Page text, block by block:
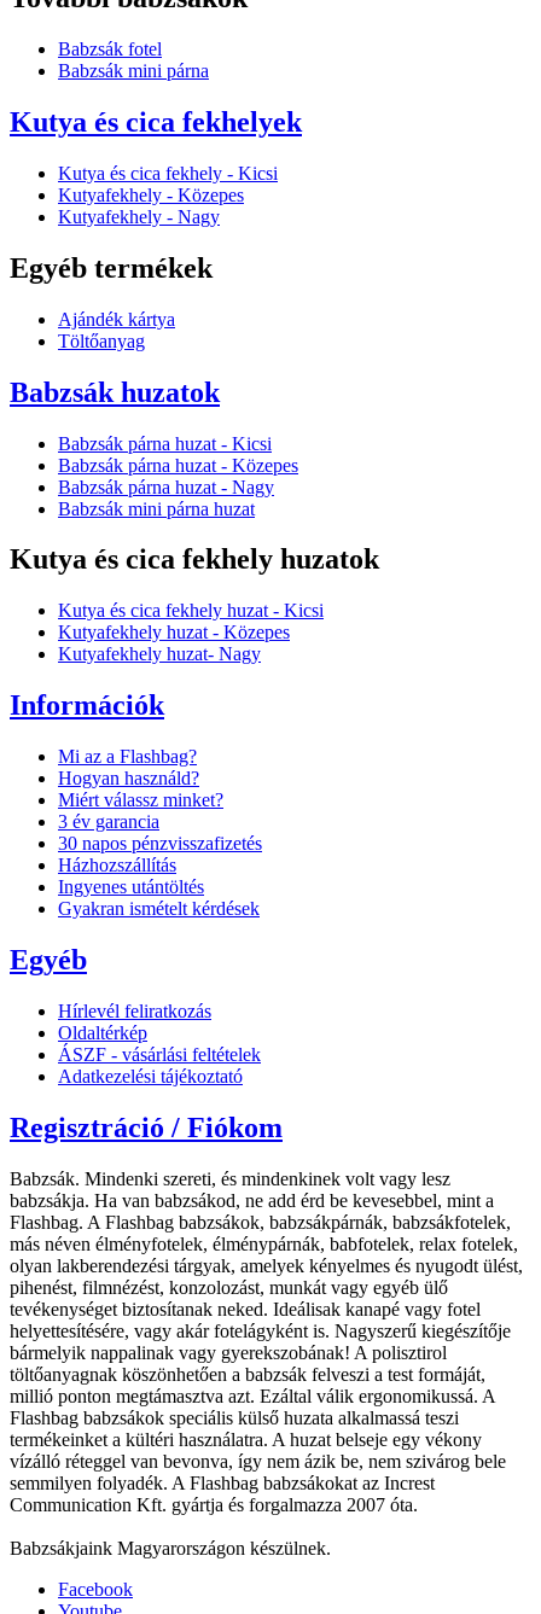
Babzsák fotel
Babzsák mini párna
Kutya és cica fekhelyek
Kutya és cica fekhely - Kicsi
Kutyafekhely - Közepes
Kutyafekhely - Nagy
Egyéb termékek
Ajándék kártya
Töltőanyag
Babzsák huzatok
Babzsák párna huzat - Kicsi
Babzsák párna huzat - Közepes
Babzsák párna huzat - Nagy
Babzsák mini párna huzat
Kutya és cica fekhely huzatok
Kutya és cica fekhely huzat - Kicsi
Kutyafekhely huzat - Közepes
Kutyafekhely huzat- Nagy
Információk
Mi az a Flashbag?
Hogyan használd?
Miért válassz minket?
3 év garancia
30 napos pénzvisszafizetés
Házhozszállítás
Ingyenes utántöltés
Gyakran ismételt kérdések
Egyéb
Hírlevél feliratkozás
Oldaltérkép
ÁSZF - vásárlási feltételek
Adatkezelési tájékoztató
Regisztráció / Fiókom
Babzsák. Mindenki szereti, és mindenkinek volt vagy lesz
babzsákja. Ha van babzsákod, ne add érd be kevesebbel, mint a
Flashbag. A Flashbag babzsákok, babzsákpárnák, babzsákfotelek,
más néven élményfotelek, élménypárnák, babfotelek, relax fotelek,
olyan lakberendezési tárgyak, amelyek kényelmes és nyugodt ülést,
pihenést, filmnézést, konzolozást, munkát vagy egyéb ülő
tevékenységet biztosítanak neked. Ideálisak kanapé vagy fotel
helyettesítésére, vagy akár fotelágyként is. Nagyszerű kiegészítője
bármelyik nappalinak vagy gyerekszobának! A polisztirol
töltőanyagnak köszönhetően a babzsák felveszi a test formáját,
millió ponton megtámasztva azt. Ezáltal válik ergonomikussá. A
Flashbag babzsákok speciális külső huzata alkalmassá teszi
termékeinket a kültéri használatra. A huzat belseje egy vékony
vízálló réteggel van bevonva, így nem ázik be, nem szivárog bele
semmilyen folyadék. A Flashbag babzsákokat az Increst
Communication Kft. gyártja és forgalmazza 2007 óta.
Babzsákjaink Magyarországon készülnek.
Facebook